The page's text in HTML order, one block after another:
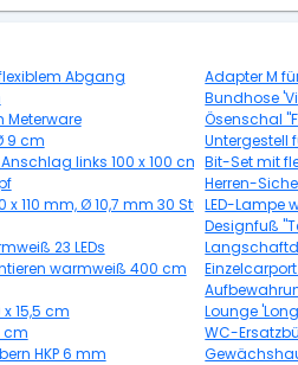
Abgang
Adapter M
Bundhose
Meterware
Ösenschal
9 cm
Untergestell
links 100 x 100 cm Bit-Set mit
Herren-
110 mm, Ø 10,7 mm 30 StückLED-Lampe
Designfuß
23 LEDs
warmweiß 400 cm
15,5 cm
Lounge
cm
WC-
HKP 6 mm